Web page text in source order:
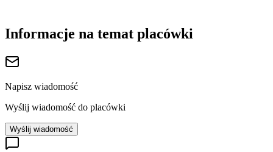
Informacje na temat placówki
Napisz wiadomość
Wyślij wiadomość do placówki
Wyślij wiadomość